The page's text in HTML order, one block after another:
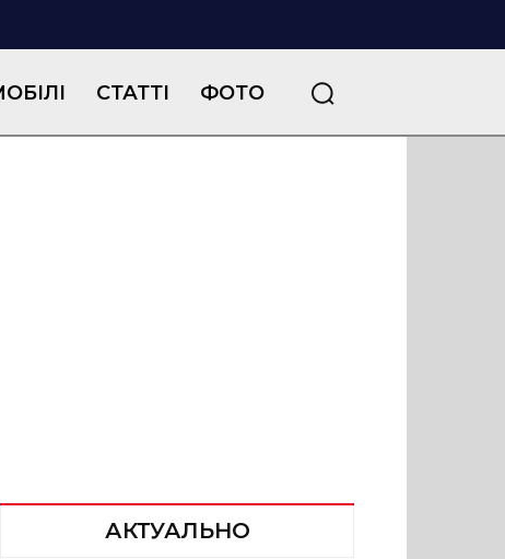
СТАТТІ ФОТО
АКТУАЛЬНО